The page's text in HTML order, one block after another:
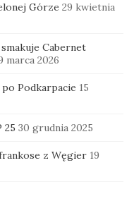
Górze 29 kwietnia
Cabernet
marca 2026
Podkarpacie 15
25 30 grudnia 2025
z Węgier 19